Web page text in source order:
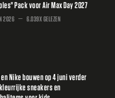
Pack voor Air Max Day 2027
2026 6.039X GELEZEN
en Nike bouwen op 4 juni verder
sneakers en